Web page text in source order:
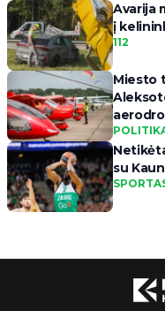
Avarija
į
112
Miesto
su